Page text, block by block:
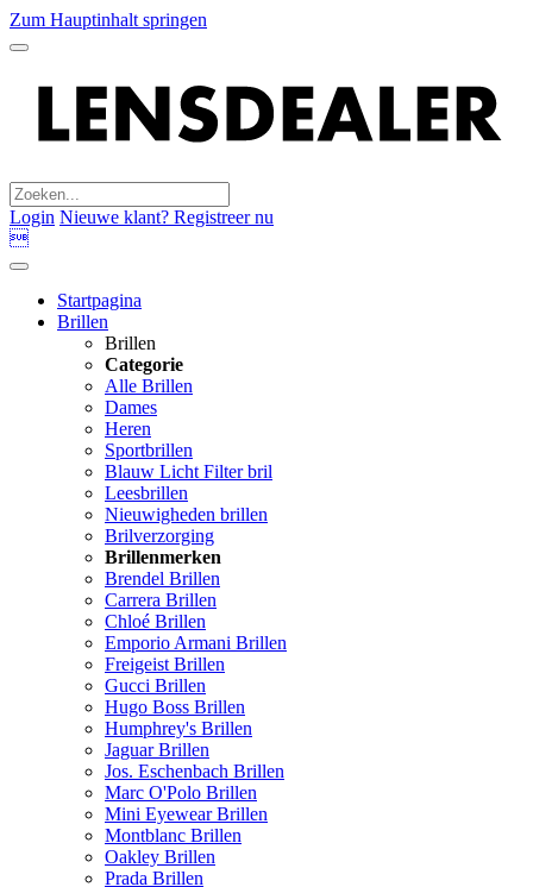
Zum Hauptinhalt springen
Login Nieuwe klant? Registreer nu

Startpagina
Brillen
Brillen
Categorie
Alle Brillen
Dames
Heren
Sportbrillen
Blauw Licht Filter bril
Leesbrillen
Nieuwigheden brillen
Brilverzorging
Brillenmerken
Brendel Brillen
Carrera Brillen
Chloé Brillen
Emporio Armani Brillen
Freigeist Brillen
Gucci Brillen
Hugo Boss Brillen
Humphrey's Brillen
Jaguar Brillen
Jos. Eschenbach Brillen
Marc O'Polo Brillen
Mini Eyewear Brillen
Montblanc Brillen
Oakley Brillen
Prada Brillen